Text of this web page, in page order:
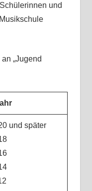
und
„Jugend
und später